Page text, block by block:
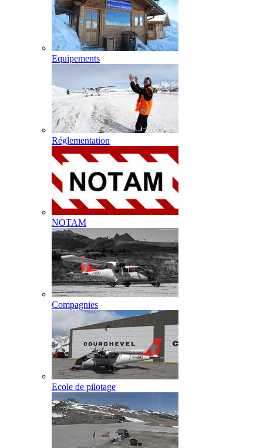
Equipements
Réglementation
NOTAM
Compagnies
Ecole de pilotage